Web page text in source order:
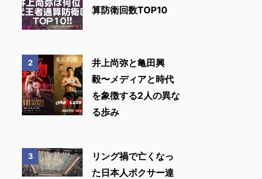
算防衛回数TOP10
2
井上尚弥と亀田興
毅〜メディアと時代
を象徴する2人の異な
る歩み
3
リング禍で亡くなっ
た日本人ボクサー達